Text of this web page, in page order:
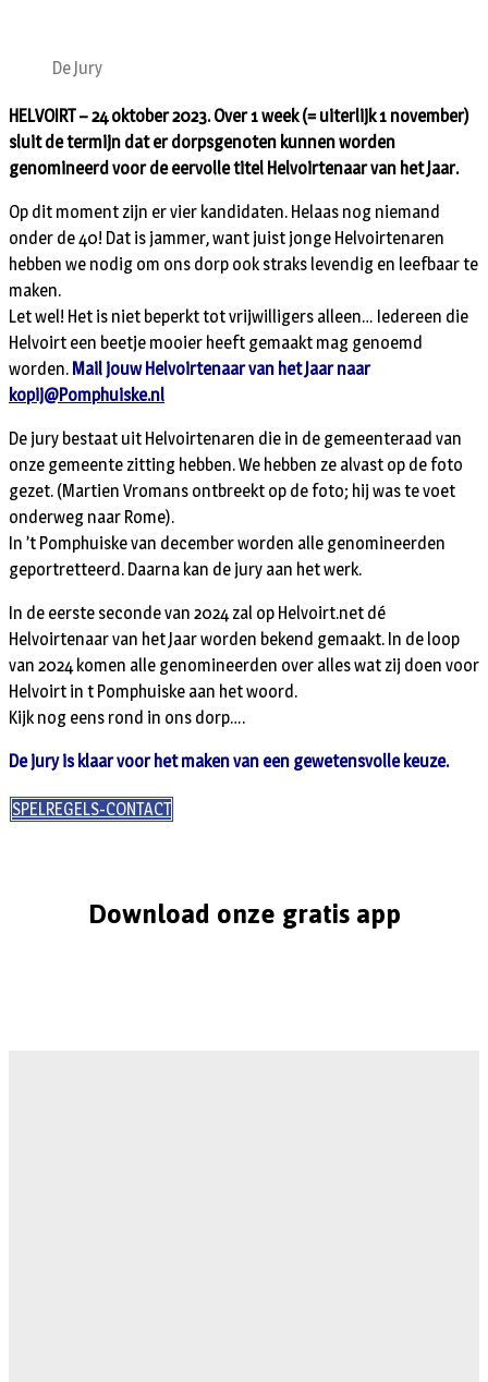
De Jury
HELVOIRT – 24 oktober 2023. Over 1 week (= uiterlijk 1 november)
sluit de termijn dat er dorpsgenoten kunnen worden
genomineerd voor de eervolle titel Helvoirtenaar van het Jaar.
Op dit moment zijn er vier kandidaten. Helaas nog niemand
onder de 40! Dat is jammer, want juist jonge Helvoirtenaren
hebben we nodig om ons dorp ook straks levendig en leefbaar te
maken.
Let wel! Het is niet beperkt tot vrijwilligers alleen… Iedereen die
Helvoirt een beetje mooier heeft gemaakt mag genoemd
worden. Mail jouw Helvoirtenaar van het Jaar naar
kopij@Pomphuiske.nl
De jury bestaat uit Helvoirtenaren die in de gemeenteraad van
onze gemeente zitting hebben. We hebben ze alvast op de foto
gezet. (Martien Vromans ontbreekt op de foto; hij was te voet
onderweg naar Rome).
In ’t Pomphuiske van december worden alle genomineerden
geportretteerd. Daarna kan de jury aan het werk.
In de eerste seconde van 2024 zal op Helvoirt.net dé
Helvoirtenaar van het Jaar worden bekend gemaakt. In de loop
van 2024 komen alle genomineerden over alles wat zij doen voor
Helvoirt in t Pomphuiske aan het woord.
Kijk nog eens rond in ons dorp….
De jury is klaar voor het maken van een gewetensvolle keuze.
SPELREGELS-CONTACT
Download onze gratis app